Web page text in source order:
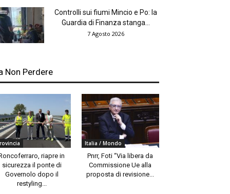
Controlli sui fiumi Mincio e Po: la
Guardia di Finanza stanga...
7 Agosto 2026
Non Perdere
riapre in
sicurezza il ponte di
Governolo dopo il
restyling...
Italia / Mondo
Pnrr, Foti “Via libera da
Commissione Ue alla
proposta di revisione...